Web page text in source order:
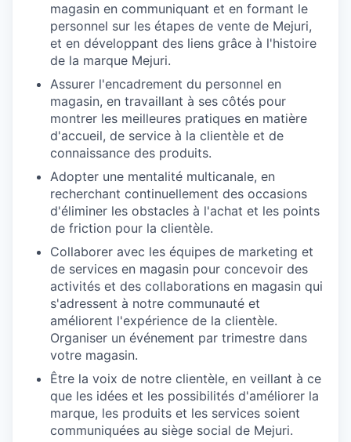
magasin en communiquant et en formant le
personnel sur les étapes de vente de Mejuri,
et en développant des liens grâce à l'histoire
de la marque Mejuri.
Assurer l'encadrement du personnel en
magasin, en travaillant à ses côtés pour
montrer les meilleures pratiques en matière
d'accueil, de service à la clientèle et de
connaissance des produits.
Adopter une mentalité multicanale, en
recherchant continuellement des occasions
d'éliminer les obstacles à l'achat et les points
de friction pour la clientèle.
Collaborer avec les équipes de marketing et
de services en magasin pour concevoir des
activités et des collaborations en magasin qui
s'adressent à notre communauté et
améliorent l'expérience de la clientèle.
Organiser un événement par trimestre dans
votre magasin.
Être la voix de notre clientèle, en veillant à ce
que les idées et les possibilités d'améliorer la
marque, les produits et les services soient
communiquées au siège social de Mejuri.